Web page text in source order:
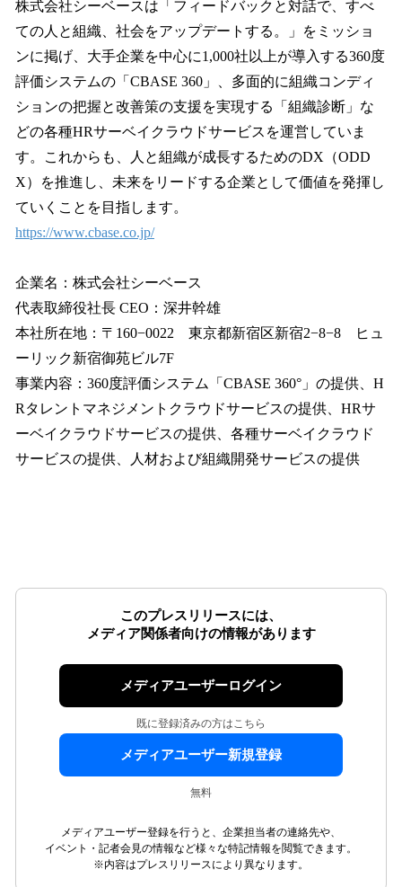
株式会社シーベースは「フィードバックと対話で、すべ
ての人と組織、社会をアップデートする。」をミッショ
ンに掲げ、大手企業を中心に1,000社以上が導入する360度
評価システムの「CBASE 360」、多面的に組織コンディ
ションの把握と改善策の支援を実現する「組織診断」な
どの各種HRサーベイクラウドサービスを運営していま
す。これからも、人と組織が成長するためのDX（ODD
X）を推進し、未来をリードする企業として価値を発揮し
ていくことを目指します。
https://www.cbase.co.jp/
企業名：株式会社シーベース
代表取締役社長 CEO：深井幹雄
本社所在地：〒160−0022 東京都新宿区新宿2−8−8 ヒュ
ーリック新宿御苑ビル7F
事業内容：360度評価システム「CBASE 360°」の提供、H
Rタレントマネジメントクラウドサービスの提供、HRサ
ーベイクラウドサービスの提供、各種サーベイクラウド
サービスの提供、人材および組織開発サービスの提供
このプレスリリースには、
メディア関係者向けの情報があります
メディアユーザーログイン
既に登録済みの方はこちら
メディアユーザー新規登録
無料
メディアユーザー登録を行うと、企業担当者の連絡先や、
イベント・記者会見の情報など様々な特記情報を閲覧できます。
※内容はプレスリリースにより異なります。